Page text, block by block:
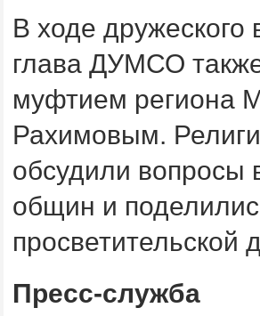
В ходе
глава ДУМСО
муфтием региона
Рахимовым.
обсудили вопросы
общин и
просветительской
Пресс-служба